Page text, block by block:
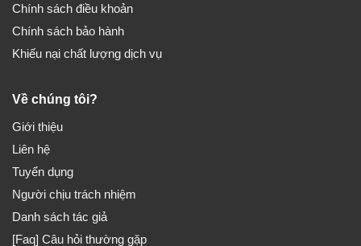
Chính sách điều khoản
Chính sách bảo hành
Khiếu nại chất lượng dịch vụ
Về chúng tôi?
Giới thiệu
Liên hệ
Tuyển dụng
Người chịu trách nhiệm
Danh sách tác giả
[Faq] Câu hỏi thường gặp